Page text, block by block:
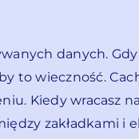
danych.
to wieczność.
Kiedy wracasz
zakładkami i